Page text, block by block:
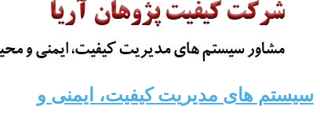
سیستم های مدیریت کیفیت، ایمنی و